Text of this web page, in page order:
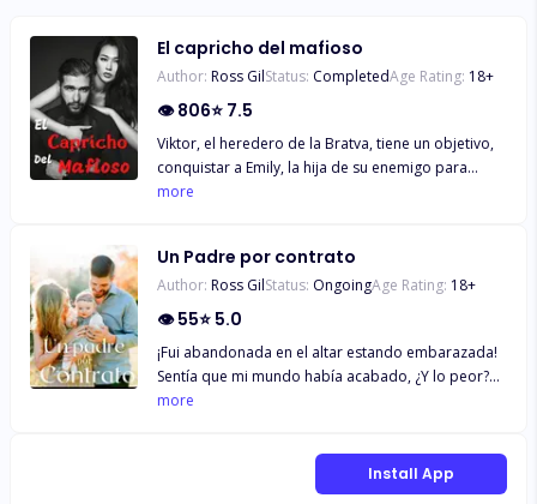
El capricho del mafioso
Author: Ross GilStatus: CompletedAge Rating: 18+
👁806⭐ 7.5
Viktor, el heredero de la Bratva, tiene un objetivo,
conquistar a Emily, la hija de su enemigo para
acabar con ellos, pero lo que no sabía es que su
loco de ella. Ambos estando juntos, no podrán
detener la gran atracción, pero ¿Los secretos los
separaran? ¿O podrán permanecer juntos?
more
Un Padre por contrato
Author: Ross GilStatus: OngoingAge Rating: 18+
👁55⭐ 5.0
¡Fui abandonada en el altar estando embarazada!
Sentía que mi mundo había acabado, ¿Y lo peor?
Fui traicionada por mi mejor amiga. Quería
para salir adelante con mi hija, pero no contaba
con el s*xy, pero arrogante jefe que me tocó. Lo
more
Install App